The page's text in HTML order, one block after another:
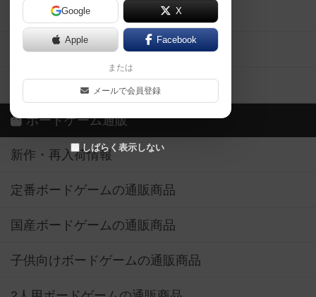
Google X
Apple Facebook
または
メールで会員登録
しばらく表示しない
ボドとも・会員一覧
ボードゲーム業界コラム
ボドゲーマご利用案内
ボードゲーム通販
新作・再入荷情報
定番ボードゲームの通販商品
国産ボードゲームの通販商品
子供向けボードゲームの通販商品